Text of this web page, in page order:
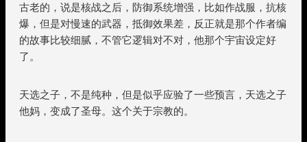
古老的，说是核战之后，防御系统增强，比如作战服，抗核
爆，但是对慢速的武器，抵御效果差，反正就是那个作者编
的故事比较细腻，不管它逻辑对不对，他那个宇宙设定好
了。
天选之子，不是纯种，但是似乎应验了一些预言，天选之子
他妈，变成了圣母。这个关于宗教的。